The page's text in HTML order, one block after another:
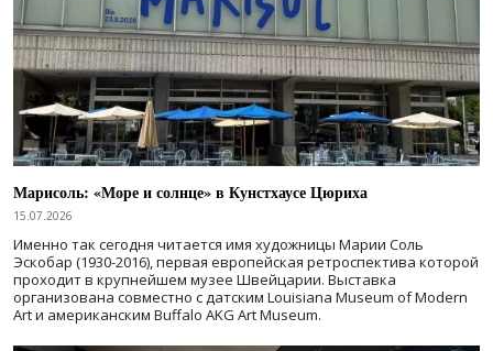
Марисоль: «Море и солнце» в Кунстхаусе Цюриха
15.07.2026
Именно так сегодня читается имя художницы Марии Соль
Эскобар (1930-2016), первая европейская ретроспектива которой
проходит в крупнейшем музее Швейцарии. Выставка
организована совместно с датским Louisiana Museum of Modern
Art и американским Buffalo AKG Art Museum.